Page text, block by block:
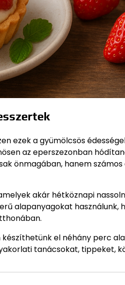
ezek a gyümölcsös
az eperszezonban
önmagában, hanem
akár hétköznapi
alapanyagokat használunk,
készíthetünk el néhány perc
tanácsokat, tippeket,